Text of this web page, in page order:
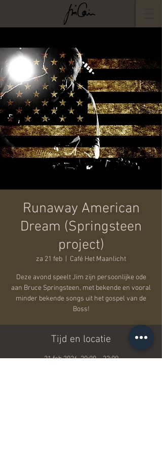
Runaway American
Dream (Springsteen
project)
za 21 feb Café Het Maanlicht
Deze avond speelt Jim zijn persoonlijke ode
aan Bruce Springsteen, met bekende en vooral
minder bekende songs uit het gospel van de
Boss!
Tijd en locatie
21 feb 2026, 20:00 – 22:00